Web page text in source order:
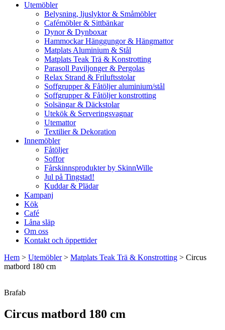
Utemöbler
Belysning, ljuslyktor & Småmöbler
Cafémöbler & Sittbänkar
Dynor & Dynboxar
Hammockar Hänggungor & Hängmattor
Matplats Aluminium & Stål
Matplats Teak Trä & Konstrotting
Parasoll Paviljonger & Pergolas
Relax Strand & Friluftsstolar
Soffgrupper & Fåtöljer aluminium/stål
Soffgrupper & Fåtöljer konstrotting
Solsängar & Däckstolar
Utekök & Serveringsvagnar
Utemattor
Textilier & Dekoration
Innemöbler
Fåtöljer
Soffor
Fårskinnsprodukter by SkinnWille
Jul på Tingstad!
Kuddar & Plädar
Kampanj
Kök
Café
Låna släp
Om oss
Kontakt och öppettider
Hem > Utemöbler> Matplats Teak Trä & Konstrotting > Circus
matbord 180 cm
Brafab
Circus matbord 180 cm